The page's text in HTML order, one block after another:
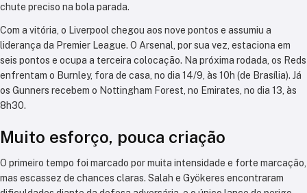
chute preciso na bola parada.
Com a vitória, o Liverpool chegou aos nove pontos e assumiu a
liderança da Premier League. O Arsenal, por sua vez, estaciona em
seis pontos e ocupa a terceira colocação. Na próxima rodada, os Reds
enfrentam o Burnley, fora de casa, no dia 14/9, às 10h (de Brasília). Já
os Gunners recebem o Nottingham Forest, no Emirates, no dia 13, às
8h30.
Muito esforço, pouca criação
O primeiro tempo foi marcado por muita intensidade e forte marcação,
mas escassez de chances claras. Salah e Gyökeres encontraram